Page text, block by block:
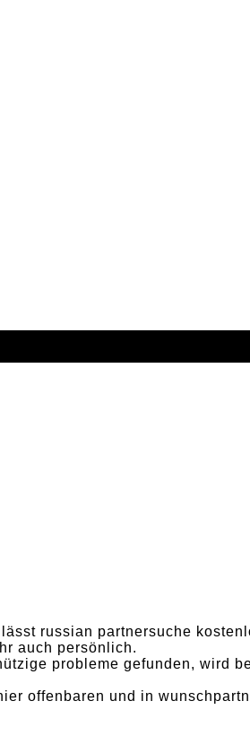
russian partnersuche
auch persönlich.
probleme gefunden, wird
offenbaren und in